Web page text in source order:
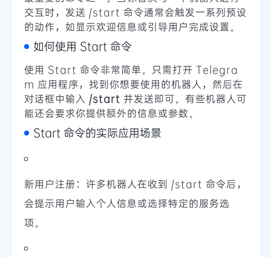
交互时，发送 /start 命令通常会触发一系列预设
的动作，如显示欢迎信息或引导用户完成设置。
如何使用 Start 命令
使用 Start 命令非常简单。只需打开 Telegra
m 应用程序，找到你想要使用的机器人，然后在
对话框中输入 /start 并发送即可。有些机器人可
能还会要求你提供额外的信息或参数。
Start 命令的实际应用场景
新用户注册：许多机器人在收到 /start 命令后，
会提示用户输入个人信息或选择特定的服务选
项。